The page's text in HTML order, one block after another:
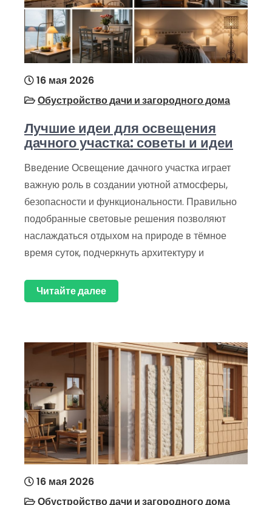
16 мая 2026
Обустройство дачи и загородного дома
Лучшие идеи для освещения
дачного участка: советы и идеи
Введение Освещение дачного участка играет
важную роль в создании уютной атмосферы,
безопасности и функциональности. Правильно
подобранные световые решения позволяют
наслаждаться отдыхом на природе в тёмное
время суток, подчеркнуть архитектуру и
Читайте далее
16 мая 2026
Обустройство дачи и загородного дома